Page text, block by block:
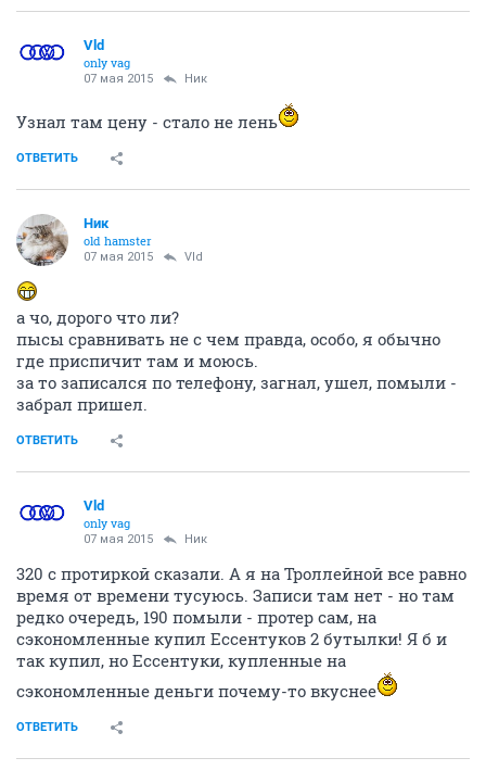
Vld
only vag
07 мая 2015 Ник
Узнал там цену - стало не лень
ОТВЕТИТЬ
Ник
old hamster
07 мая 2015 Vld
а чо, дорого что ли?
пысы сравнивать не с чем правда, особо, я обычно
где приспичит там и моюсь.
за то записался по телефону, загнал, ушел, помыли -
забрал пришел.
ОТВЕТИТЬ
Vld
only vag
07 мая 2015 Ник
320 с протиркой сказали. А я на Троллейной все равно
время от времени тусуюсь. Записи там нет - но там
редко очередь, 190 помыли - протер сам, на
сэкономленные купил Ессентуков 2 бутылки! Я б и
так купил, но Ессентуки, купленные на
сэкономленные деньги почему-то вкуснее
ОТВЕТИТЬ